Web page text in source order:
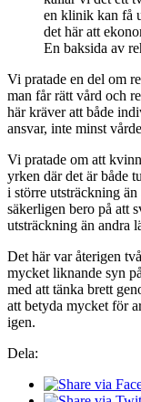
en klinik kan få
det här att
En baksida av
Vi pratade en del om
man får rätt vård och
här kräver att både
ansvar, inte minst
Vi pratade om att
yrken där det är både
i större utsträckning
säkerligen bero på att
utsträckning än andra
Det här var återigen
mycket liknande syn
med att tänka brett
att betyda mycket för
igen.
Dela: